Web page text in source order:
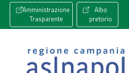
Amministrazione
Trasparente
Albo
pretorio